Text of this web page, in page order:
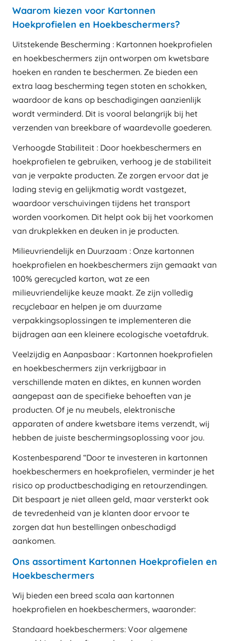
Waarom kiezen voor Kartonnen
Hoekprofielen en Hoekbeschermers?
Uitstekende Bescherming : Kartonnen hoekprofielen
en hoekbeschermers zijn ontworpen om kwetsbare
hoeken en randen te beschermen. Ze bieden een
extra laag bescherming tegen stoten en schokken,
waardoor de kans op beschadigingen aanzienlijk
wordt verminderd. Dit is vooral belangrijk bij het
verzenden van breekbare of waardevolle goederen.
Verhoogde Stabiliteit : Door hoekbeschermers en
hoekprofielen te gebruiken, verhoog je de stabiliteit
van je verpakte producten. Ze zorgen ervoor dat je
lading stevig en gelijkmatig wordt vastgezet,
waardoor verschuivingen tijdens het transport
worden voorkomen. Dit helpt ook bij het voorkomen
van drukplekken en deuken in je producten.
Milieuvriendelijk en Duurzaam : Onze kartonnen
hoekprofielen en hoekbeschermers zijn gemaakt van
100% gerecycled karton, wat ze een
milieuvriendelijke keuze maakt. Ze zijn volledig
recyclebaar en helpen je om duurzame
verpakkingsoplossingen te implementeren die
bijdragen aan een kleinere ecologische voetafdruk.
Veelzijdig en Aanpasbaar : Kartonnen hoekprofielen
en hoekbeschermers zijn verkrijgbaar in
verschillende maten en diktes, en kunnen worden
aangepast aan de specifieke behoeften van je
producten. Of je nu meubels, elektronische
apparaten of andere kwetsbare items verzendt, wij
hebben de juiste beschermingsoplossing voor jou.
Kostenbesparend “Door te investeren in kartonnen
hoekbeschermers en hoekprofielen, verminder je het
risico op productbeschadiging en retourzendingen.
Dit bespaart je niet alleen geld, maar versterkt ook
de tevredenheid van je klanten door ervoor te
zorgen dat hun bestellingen onbeschadigd
aankomen.
Ons assortiment Kartonnen Hoekprofielen en
Hoekbeschermers
Wij bieden een breed scala aan kartonnen
hoekprofielen en hoekbeschermers, waaronder:
Standaard hoekbeschermers: Voor algemene